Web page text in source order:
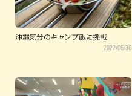
沖縄気分のキャンプ飯に挑戦
2022/06/30